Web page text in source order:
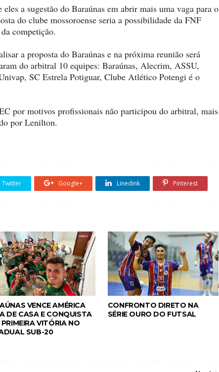
a sugestão do Baraúnas em abrir mais uma vaga para o
do clube mossoroense seria a possibilidade da FNF
competição.
a proposta do Baraúnas e na próxima reunião será
do arbitral 10 equipes: Baraúnas, Alecrim, ASSU,
SC Estrela Potiguar, Clube Atlético Potengi é o
por motivos profissionais não participou do arbitral, mais
por Lenilton.
Twitter Google+ Linedink Pinterest
VENCE AMÉRICA
DE CASA E CONQUISTA
VITÓRIA NO
SUB-20
CONFRONTO DIRETO NA
SÉRIE OURO DO FUTSAL